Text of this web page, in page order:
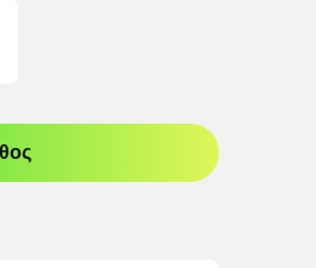
ως μέλος